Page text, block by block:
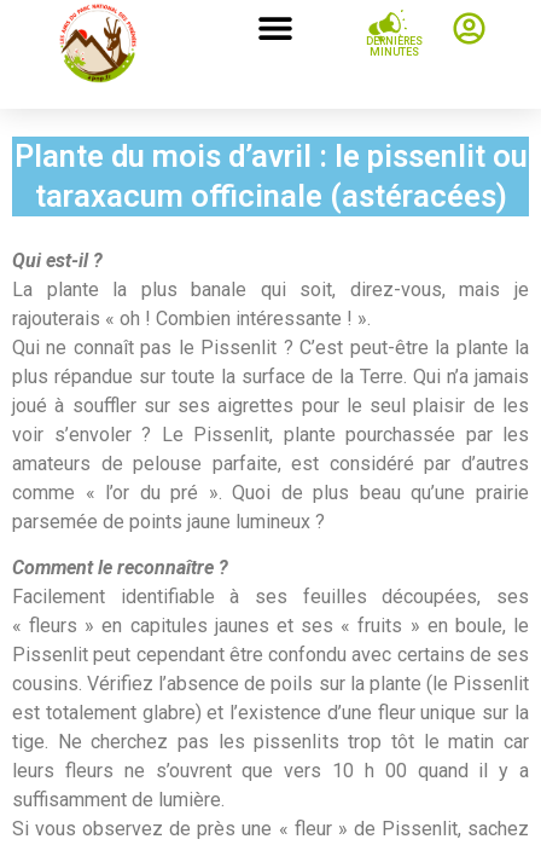
DERNIÈRES
MINUTES
Plante du mois d’avril : le pissenlit ou
taraxacum officinale (astéracées)
Qui est-il ?
La plante la plus banale qui soit, direz-vous, mais je
rajouterais « oh ! Combien intéressante ! ».
Qui ne connaît pas le Pissenlit ? C’est peut-être la plante la
plus répandue sur toute la surface de la Terre. Qui n’a jamais
joué à souffler sur ses aigrettes pour le seul plaisir de les
voir s’envoler ? Le Pissenlit, plante pourchassée par les
amateurs de pelouse parfaite, est considéré par d’autres
comme « l’or du pré ». Quoi de plus beau qu’une prairie
parsemée de points jaune lumineux ?
Comment le reconnaître ?
Facilement identifiable à ses feuilles découpées, ses
« fleurs » en capitules jaunes et ses « fruits » en boule, le
Pissenlit peut cependant être confondu avec certains de ses
cousins. Vérifiez l’absence de poils sur la plante (le Pissenlit
est totalement glabre) et l’existence d’une fleur unique sur la
tige. Ne cherchez pas les pissenlits trop tôt le matin car
leurs fleurs ne s’ouvrent que vers 10 h 00 quand il y a
suffisamment de lumière.
Si vous observez de près une « fleur » de Pissenlit, sachez